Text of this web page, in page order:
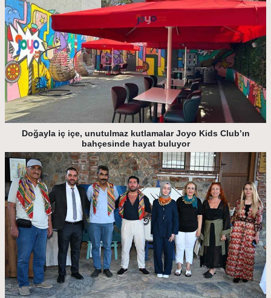
Doğayla iç içe, unutulmaz kutlamalar Joyo Kids Club’ın
bahçesinde hayat buluyor